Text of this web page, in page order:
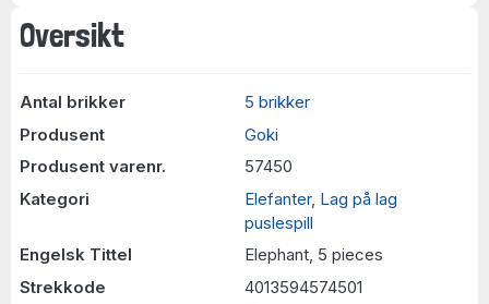
Oversikt
Antal brikker
5 brikker
Produsent
Goki
Produsent varenr.
57450
Kategori
Elefanter, Lag på lag
puslespill
Engelsk Tittel
Elephant, 5 pieces
Strekkode
4013594574501